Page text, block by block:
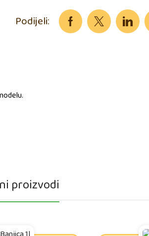
Podijeli:
proizvodi